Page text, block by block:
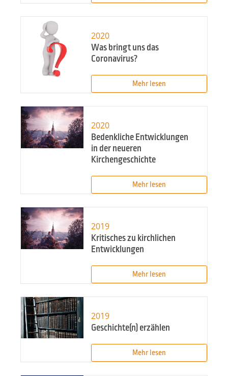
2020
Was bringt uns das
Coronavirus?
Mehr lesen
2020
Bedenkliche Entwicklungen
in der neueren
Kirchengeschichte
Mehr lesen
2019
Kritisches zu kirchlichen
Entwicklungen
Mehr lesen
2019
Geschichte(n) erzählen
Mehr lesen